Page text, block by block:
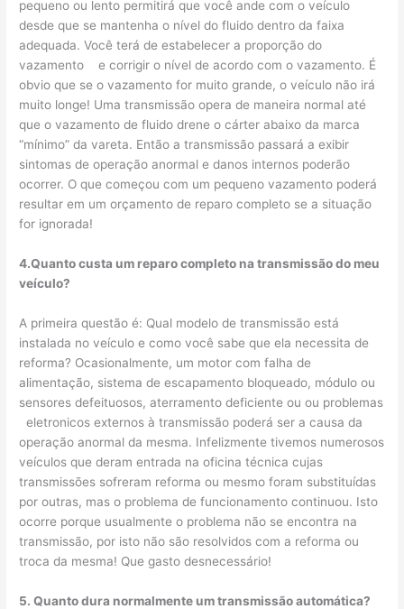
pequeno ou lento permitirá que você ande com o veículo
desde que se mantenha o nível do fluido dentro da faixa
adequada. Você terá de estabelecer a proporção do
vazamento e corrigir o nível de acordo com o vazamento. É
obvio que se o vazamento for muito grande, o veículo não irá
muito longe! Uma transmissão opera de maneira normal até
que o vazamento de fluido drene o cárter abaixo da marca
“mínimo” da vareta. Então a transmissão passará a exibir
sintomas de operação anormal e danos internos poderão
ocorrer. O que começou com um pequeno vazamento poderá
resultar em um orçamento de reparo completo se a situação
for ignorada!
4.Quanto custa um reparo completo na transmissão do meu
veículo?
A primeira questão é: Qual modelo de transmissão está
instalada no veículo e como você sabe que ela necessita de
reforma? Ocasionalmente, um motor com falha de
alimentação, sistema de escapamento bloqueado, módulo ou
sensores defeituosos, aterramento deficiente ou ou problemas
eletronicos externos à transmissão poderá ser a causa da
operação anormal da mesma. Infelizmente tivemos numerosos
veículos que deram entrada na oficina técnica cujas
transmissões sofreram reforma ou mesmo foram substituídas
por outras, mas o problema de funcionamento continuou. Isto
ocorre porque usualmente o problema não se encontra na
transmissão, por isto não são resolvidos com a reforma ou
troca da mesma! Que gasto desnecessário!
5. Quanto dura normalmente um transmissão automática?